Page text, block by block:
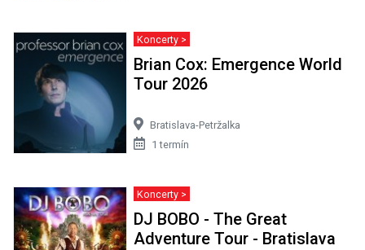
Koncerty >
Brian Cox: Emergence World
Tour 2026
Bratislava-Petržalka
1 termín
Koncerty >
DJ BOBO - The Great
Adventure Tour - Bratislava